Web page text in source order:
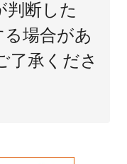
判断した
る場合があ
了承くださ